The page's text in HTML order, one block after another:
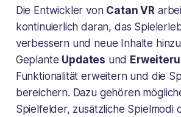
Die Entwickler von Catan VR
kontinuierlich daran, das
verbessern und neue Inhalte
Geplante Updates und
Funktionalität erweitern und die
bereichern. Dazu gehören
Spielfelder, zusätzliche Spielmodi